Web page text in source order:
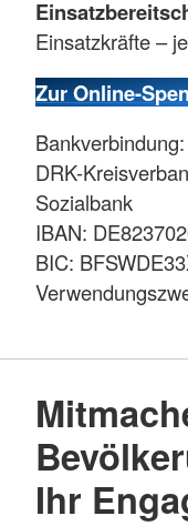
Einsatzkräfte –
Zur Online-
Bankverbindung:
DRK-
Sozialbank
IBAN:
BIC:
Ihr